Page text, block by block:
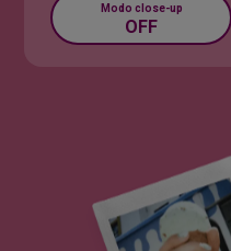
Modo close-up
OFF